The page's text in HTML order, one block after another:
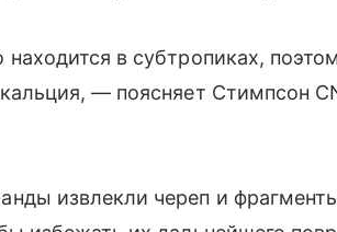
находится в субтропиках,
— поясняет Стимпсон
извлекли череп и